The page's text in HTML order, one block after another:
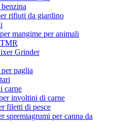
rifiuti da giardino
mangime per animali
Grinder
paglia
carne
involtini di carne
filetti di pesce
spremiagrumi per canna da